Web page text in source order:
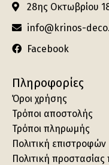
28ης Οκτωβρίου
info@krinos-
Facebook
Πληροφορίες
Όροι χρήσης
Τρόποι αποστολής
Τρόποι πληρωμής
Πολιτική επιστροφών
Πολιτική